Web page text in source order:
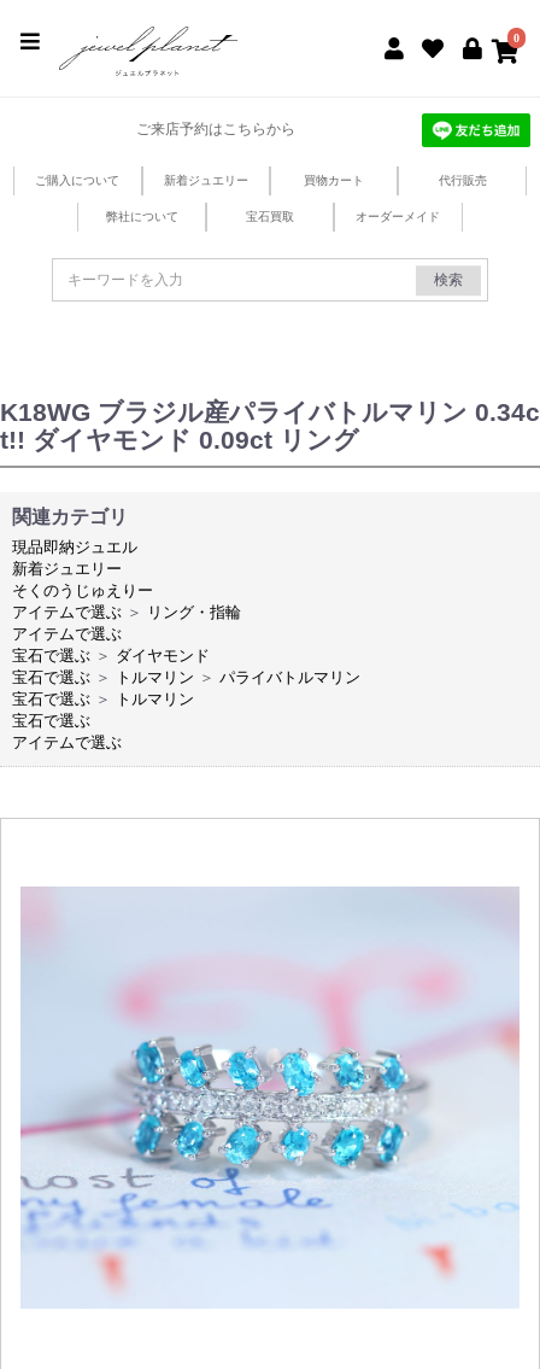
0
ご来店予約はこちらから
ご購入について 新着ジュエリー 買物カート 代行販売
弊社について 宝石買取 オーダーメイド
検索
K18WG ブラジル産パライバトルマリン 0.34c
t!! ダイヤモンド 0.09ct リング
関連カテゴリ
現品即納ジュエル
新着ジュエリー
そくのうじゅえりー
アイテムで選ぶ ＞
リング・指輪
アイテムで選ぶ
宝石で選ぶ ＞ ダイヤモンド
宝石で選ぶ ＞ トルマリン ＞ パライバトルマリン
宝石で選ぶ ＞
トルマリン
宝石で選ぶ
アイテムで選ぶ